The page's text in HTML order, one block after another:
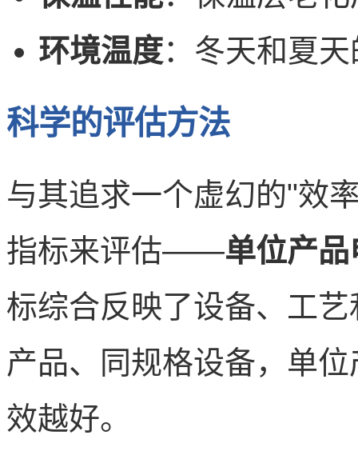
环境温度：冬天和夏
科学的评估方法
与其追求一个虚幻的"效
指标来评估——单位产
标综合反映了设备、工
产品、同规格设备，单
效越好。